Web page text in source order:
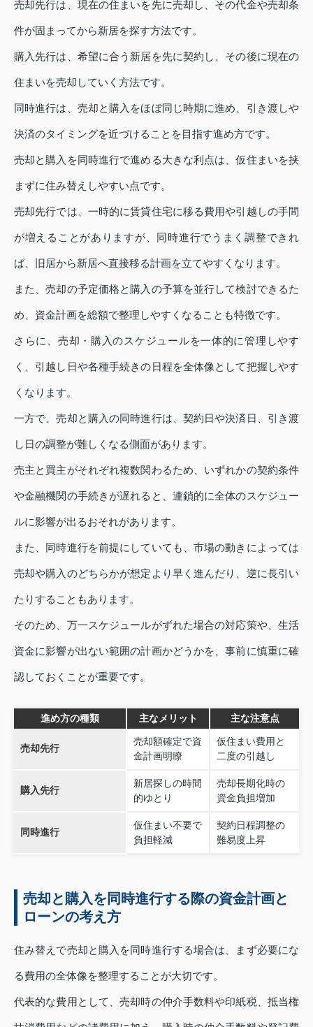
売却先行は、現在の住まいを先に売却し、その代金や売却条
件が固まってから新居を探す方法です。
購入先行は、希望に合う新居を先に契約し、その後に現在の
住まいを売却していく方法です。
同時進行は、売却と購入をほぼ同じ時期に進め、引き渡しや
決済のタイミングを近づけることを目指す進め方です。
売却と購入を同時進行で進める大きな利点は、仮住まいを挟
まずに住み替えしやすい点です。
売却先行では、一時的に賃貸住宅に移る費用や引越しの手間
が増えることがありますが、同時進行でうまく調整できれ
ば、旧居から新居へ直接移る計画を立てやすくなります。
また、売却の予定価格と購入の予算を並行して検討できるた
め、資金計画を総額で整理しやすくなることも特徴です。
さらに、売却・購入のスケジュールを一体的に管理しやす
く、引越し日や各種手続きの日程を全体像として把握しやす
くなります。
一方で、売却と購入の同時進行は、契約日や決済日、引き渡
し日の調整が難しくなる側面があります。
売主と買主がそれぞれ複数関わるため、いずれかの契約条件
や金融機関の手続きが遅れると、連鎖的に全体のスケジュー
ルに影響が出るおそれがあります。
また、同時進行を前提にしていても、市場の動きによっては
売却や購入のどちらかが想定より早く進んだり、逆に長引い
たりすることもあります。
そのため、万一スケジュールがずれた場合の対応策や、生活
資金に影響が出ない範囲の計画かどうかを、事前に慎重に確
認しておくことが重要です。
進め方の種類 主なメリット 主な注意点
売却先行
売却額確定で資
金計画明瞭
仮住まい費用と
二度の引越し
購入先行
新居探しの時間
的ゆとり
売却長期化時の
資金負担増加
同時進行
仮住まい不要で
負担軽減
契約日程調整の
難易度上昇
売却と購入を同時進行する際の資金計画と
ローンの考え方
住み替えで売却と購入を同時進行する場合は、まず必要にな
る費用の全体像を整理することが大切です。
代表的な費用として、売却時の仲介手数料や印紙税、抵当権